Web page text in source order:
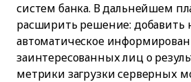
систем банка. В дальнейшем
расширить решение: добавить
автоматическое
заинтересованных лиц о
метрики загрузки серверных